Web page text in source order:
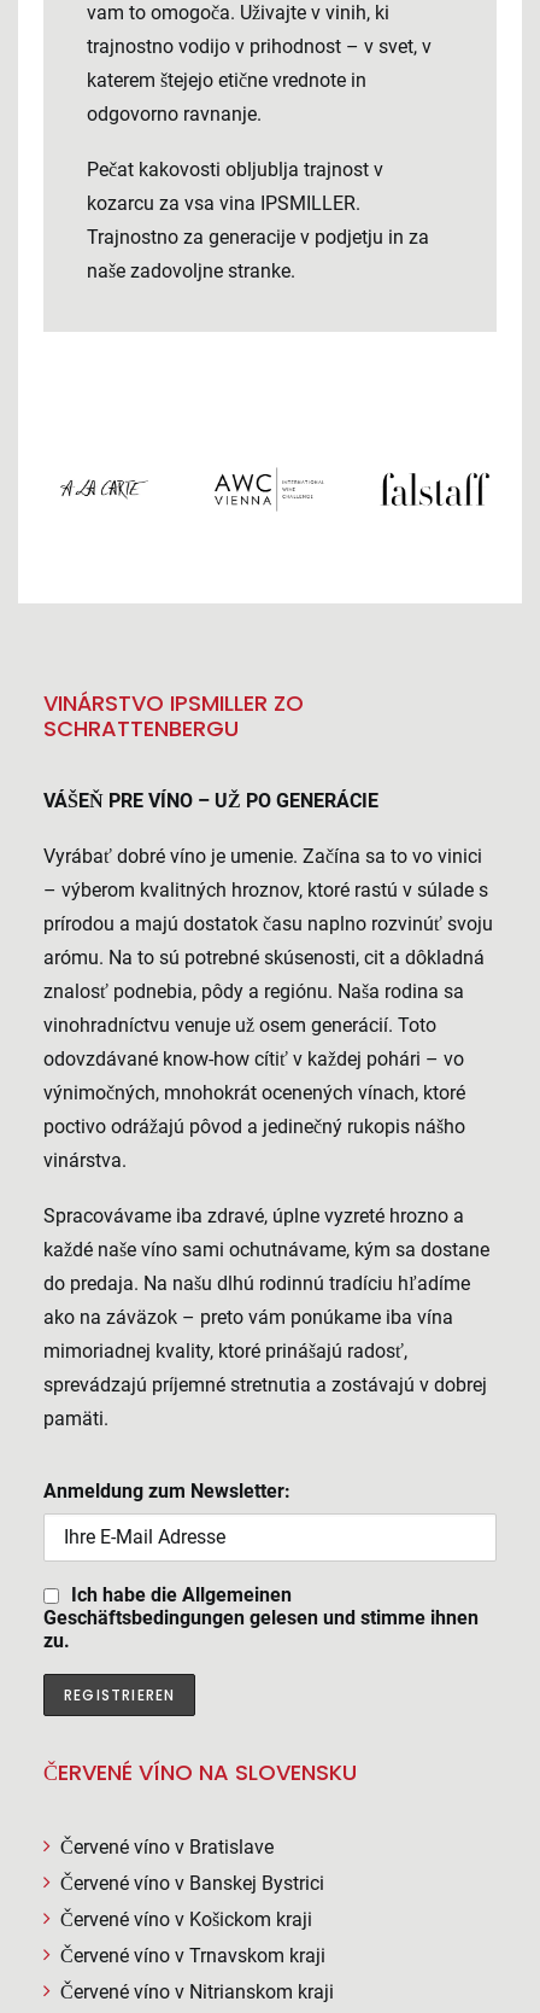
vam to omogoča. Uživajte v vinih, ki
trajnostno vodijo v prihodnost – v svet, v
katerem štejejo etične vrednote in
odgovorno ravnanje.
Pečat kakovosti obljublja trajnost v
kozarcu za vsa vina IPSMILLER.
Trajnostno za generacije v podjetju in za
naše zadovoljne stranke.
VINÁRSTVO IPSMILLER ZO
SCHRATTENBERGU
VÁŠEŇ PRE VÍNO – UŽ PO GENERÁCIE
Vyrábať dobré víno je umenie. Začína sa to vo vinici
– výberom kvalitných hroznov, ktoré rastú v súlade s
prírodou a majú dostatok času naplno rozvinúť svoju
arómu. Na to sú potrebné skúsenosti, cit a dôkladná
znalosť podnebia, pôdy a regiónu. Naša rodina sa
vinohradníctvu venuje už osem generácií. Toto
odovzdávané know-how cítiť v každej pohári – vo
výnimočných, mnohokrát ocenených vínach, ktoré
poctivo odrážajú pôvod a jedinečný rukopis nášho
vinárstva.
Spracovávame iba zdravé, úplne vyzreté hrozno a
každé naše víno sami ochutnávame, kým sa dostane
do predaja. Na našu dlhú rodinnú tradíciu hľadíme
ako na záväzok – preto vám ponúkame iba vína
mimoriadnej kvality, ktoré prinášajú radosť,
sprevádzajú príjemné stretnutia a zostávajú v dobrej
pamäti.
Anmeldung zum Newsletter:
Ich habe die Allgemeinen
Geschäftsbedingungen gelesen und stimme ihnen
zu.
ČERVENÉ VÍNO NA SLOVENSKU
Červené víno v Bratislave
Červené víno v Banskej Bystrici
Červené víno v Košickom kraji
Červené víno v Trnavskom kraji
Červené víno v Nitrianskom kraji